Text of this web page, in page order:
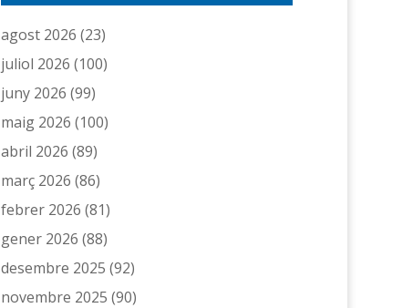
agost 2026 (23)
juliol 2026 (100)
juny 2026 (99)
maig 2026 (100)
abril 2026 (89)
març 2026 (86)
febrer 2026 (81)
gener 2026 (88)
desembre 2025 (92)
novembre 2025 (90)